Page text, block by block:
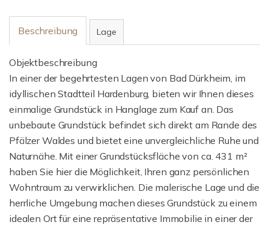
Beschreibung Lage
Objektbeschreibung
In einer der begehrtesten Lagen von Bad Dürkheim, im
idyllischen Stadtteil Hardenburg, bieten wir Ihnen dieses
einmalige Grundstück in Hanglage zum Kauf an. Das
unbebaute Grundstück befindet sich direkt am Rande des
Pfälzer Waldes und bietet eine unvergleichliche Ruhe und
Naturnähe. Mit einer Grundstücksfläche von ca. 431 m²
haben Sie hier die Möglichkeit, Ihren ganz persönlichen
Wohntraum zu verwirklichen. Die malerische Lage und die
herrliche Umgebung machen dieses Grundstück zu einem
idealen Ort für eine repräsentative Immobilie in einer der